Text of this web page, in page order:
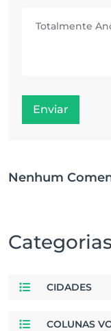
Enviar
Nenhum
CIDADES
COLUNAS